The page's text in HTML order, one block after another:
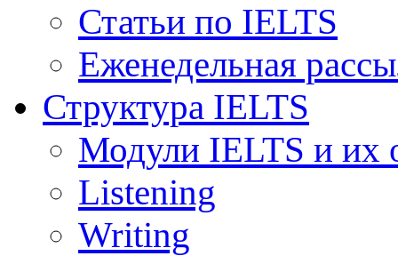
Статьи по IELTS
Еженедельная
Структура IELTS
Модули IELTS и их
Listening
Writing